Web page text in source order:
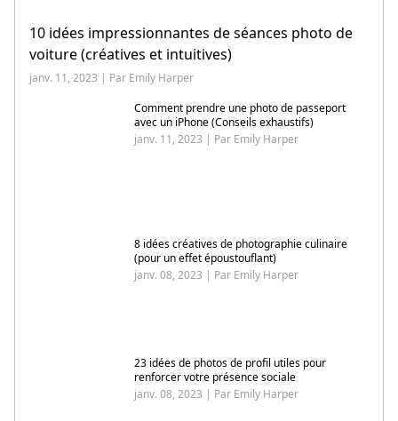
10 idées impressionnantes de séances photo de
voiture (créatives et intuitives)
janv. 11, 2023 | Par Emily Harper
Comment prendre une photo de passeport
avec un iPhone (Conseils exhaustifs)
janv. 11, 2023 | Par Emily Harper
8 idées créatives de photographie culinaire
(pour un effet époustouflant)
janv. 08, 2023 | Par Emily Harper
23 idées de photos de profil utiles pour
renforcer votre présence sociale
janv. 08, 2023 | Par Emily Harper